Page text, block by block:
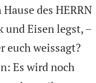
des HERRN
und Eisen legst, –
euch weissagt?
Es wird noch